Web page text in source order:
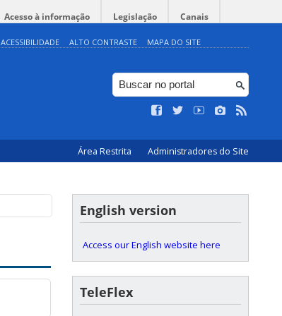
Acesso à informação Legislação Canais
ACESSIBILIDADE ALTO CONTRASTE MAPA DO SITE
Área Restrita Administradores do Site
English version
Access our English website here
TeleFlex